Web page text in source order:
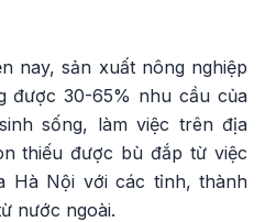
nay, sản xuất nông nghiệp
được 30-65% nhu cầu của
sống, làm việc trên địa
thiếu được bù đắp từ việc
Hà Nội với các tỉnh, thành
nước ngoài.